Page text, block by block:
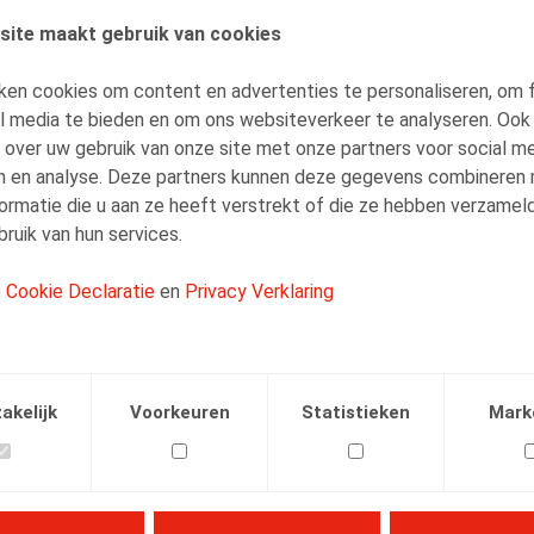
maakt gebruik van cookies
cookies om content en advertenties te personaliseren, om
media te bieden en om ons websiteverkeer te analyseren.
uw gebruik van onze site met onze partners voor social
en analyse. Deze partners kunnen deze gegevens combineren
die u aan ze heeft verstrekt of die ze hebben
van hun services.
Cookie Declaratie en Privacy Verklaring
Voorkeuren Statistieken
heren. “Vooral de overgangsbepalingen voor
– de zogenoemde ‘dubbele-fotoregeling’ – roepen veel
pijnpunten op. “Wat met werknemers die op of na 1
bepaalde duur naar een overeenkomst voor
of niet? Wat met vóór 1 januari 2014 bestaande
van de ontslagregeling? Worden die wel of niet
Eenheidsstatuut schafte op 1 januari 2014 het
worden voor medewerkers die op 31 december 2013 in
is volgens Olivier Wouters te wijten aan het feit dat
compromis tussen overheid en sociale partners waar
de parlementaire besprekingen bleek dat er nog
het wel alsof in de wet iets anders stond dan wat men las
De bal wordt daarmee in het kamp van de rechtspraak
de vraag rijst of de wet op sommige punten überhaupt